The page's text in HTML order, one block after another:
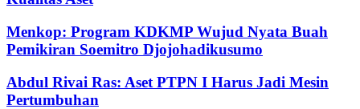
Menkop: Program KDKMP Wujud Nyata Buah
Pemikiran Soemitro Djojohadikusumo
Abdul Rivai Ras: Aset PTPN I Harus Jadi Mesin
Pertumbuhan